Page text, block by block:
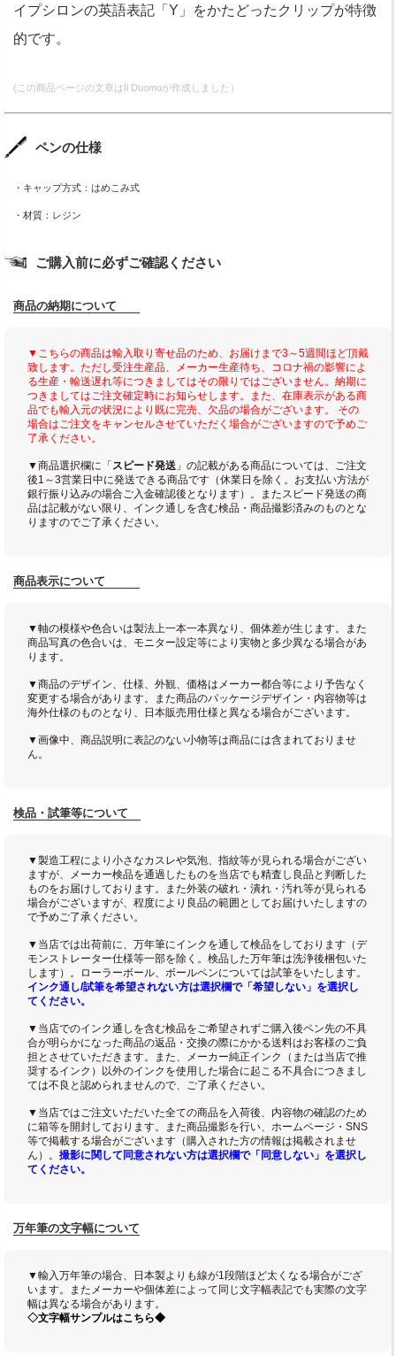
イプシロンの英語表記「Y」をかたどったクリップが特徴
的です。
(この商品ページの文章はIl Duomoが作成しました）
ペンの仕様
・キャップ方式：はめこみ式
・材質：レジン
ご購入前に必ずご確認ください
商品の納期について
▼こちらの商品は輸入取り寄せ品のため、お届けまで3～5週間ほど頂戴
致します。ただし受注生産品、メーカー生産待ち、コロナ禍の影響によ
る生産・輸送遅れ等につきましてはその限りではございません。納期に
つきましてはご注文確定時にお知らせします。また、在庫表示がある商
品でも輸入元の状況により既に完売、欠品の場合がございます。 その
場合はご注文をキャンセルさせていただく場合がございますので予めご
了承ください。
▼商品選択欄に「 スピード発送 」の記載がある商品については、ご注文
後1～3営業日中に発送できる商品です（休業日を除く。お支払い方法が
銀行振り込みの場合ご入金確認後となります）。またスピード発送の商
品は記載がない限り、インク通しを含む検品・商品撮影済みのものとな
りますのでご了承ください。
商品表示について
▼軸の模様や色合いは製法上一本一本異なり、個体差が生じます。また
商品写真の色合いは、モニター設定等により実物と多少異なる場合があ
ります。
▼商品のデザイン、仕様、外観、価格はメーカー都合等により予告なく
変更する場合があります。また商品のパッケージデザイン・内容物等は
海外仕様のものとなり、日本販売用仕様と異なる場合がございます。
▼画像中、商品説明に表記のない小物等は商品には含まれておりませ
ん。
検品・試筆等について
▼製造工程により小さなカスレや気泡、指紋等が見られる場合がござい
ますが、メーカー検品を通過したものを当店でも精査し良品と判断した
ものをお届けしております。また外装の破れ・潰れ・汚れ等が見られる
場合がございますが、程度により良品の範囲としてお届けいたしますの
で予めご了承ください。
▼当店では出荷前に、万年筆にインクを通して検品をしております（デ
モンストレーター仕様等一部を除く。検品した万年筆は洗浄後梱包いた
します）。ローラーボール、ボールペンについては試筆をいたします。
インク通し/試筆を希望されない方は選択欄で「希望しない」を選択し
てください。
▼当店でのインク通しを含む検品をご希望されずご購入後ペン先の不具
合が明らかになった商品の返品・交換の際にかかる送料はお客様のご負
担とさせていただきます。また、メーカー純正インク（または当店で推
奨するインク）以外のインクを使用した場合に起こる不具合につきまし
ては不良と認められませんので、ご了承ください。
▼当店ではご注文いただいた全ての商品を入荷後、内容物の確認のため
に箱等を開封しております。また商品撮影を行い、ホームページ・SNS
等で掲載する場合がございます（購入された方の情報は掲載されませ
ん）。 撮影に関して同意されない方は選択欄で「同意しない」を選択し
てください。
万年筆の文字幅について
▼輸入万年筆の場合、日本製よりも線が1段階ほど太くなる場合がござ
います。またメーカーや個体差によって同じ文字幅表記でも実際の文字
幅は異なる場合があります。
◇文字幅サンプルはこちら◆